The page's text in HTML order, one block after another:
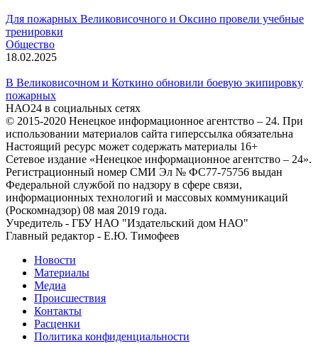
Для пожарных Великовисочного и Оксино провели учебные
тренировки
Общество
18.02.2025
​В Великовисочном и Коткино обновили боевую экипировку
пожарных
НАО24 в социальных сетях
© 2015-2020 Ненецкое информационное агентство – 24. При
использовании материалов сайта гиперссылка обязательна
Настоящий ресурс может содержать материалы 16+
Сетевое издание «Ненецкое информационное агентство – 24».
Регистрационный номер СМИ Эл № ФС77-75756 выдан
Федеральной службой по надзору в сфере связи,
информационных технологий и массовых коммуникаций
(Роскомнадзор) 08 мая 2019 года.
Учредитель - ГБУ НАО "Издательский дом НАО"
Главный редактор - Е.Ю. Тимофеев
Новости
Материалы
Медиа
Происшествия
Контакты
Расценки
Политика конфиденциальности